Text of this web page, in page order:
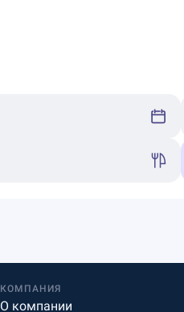
КОМПАНИЯ
О компании